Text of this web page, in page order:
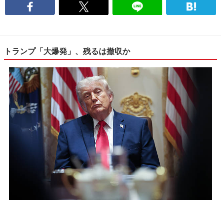
トランプ「大爆発」、残るは撤収か